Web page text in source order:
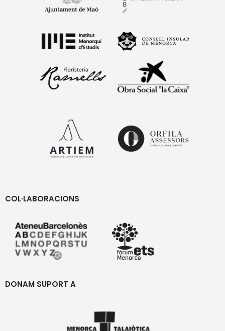
COL·LABORACIONS
DONAM SUPORT A